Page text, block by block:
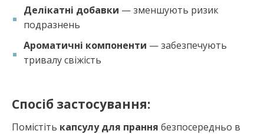
Делікатні добавки — зменшують ризик
подразнень
Ароматичні компоненти — забезпечують
тривалу свіжість
Спосіб застосування:
Помістіть капсулу для прання безпосередньо в